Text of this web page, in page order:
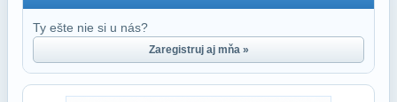
Ty ešte nie si u nás?
Zaregistruj aj mňa »